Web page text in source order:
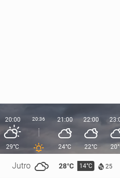
Jutro 28°C 14°C 25
20:00
29°C
20:36 21:00
24°C
22:00
22°C